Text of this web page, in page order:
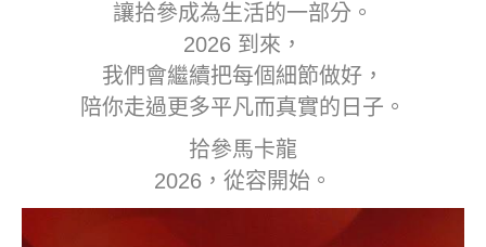
讓拾參成為生活的一部分。
2026 到來，
我們會繼續把每個細節做好，
陪你走過更多平凡而真實的日子。
拾參馬卡龍
2026，從容開始。